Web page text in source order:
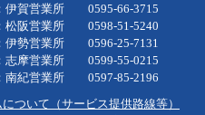
賀営業所 0595-66-3715
阪営業所 0598-51-5240
業所 0596-25-7131
業所 0599-55-0215
業所 0597-85-2196
ついて（サービス提供路線等）